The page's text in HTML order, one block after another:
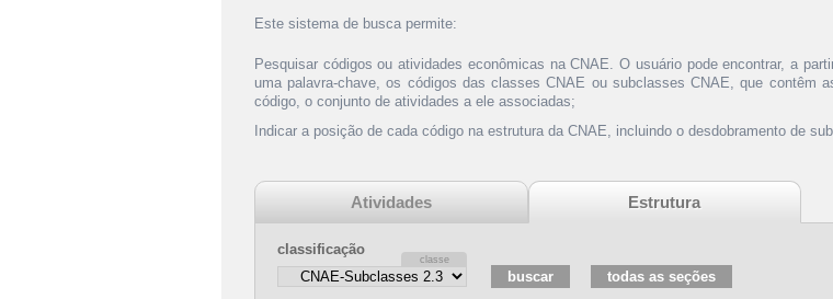
Este sistema de busca permite:
Pesquisar códigos ou atividades econômicas na CNAE. O usuário pode encontrar, a
uma palavra-chave, os códigos das classes CNAE ou subclasses CNAE, que contêm
código, o conjunto de atividades a ele associadas;
Indicar a posição de cada código na estrutura da CNAE, incluindo o desdobramento de
Atividades Estrutura
classificação